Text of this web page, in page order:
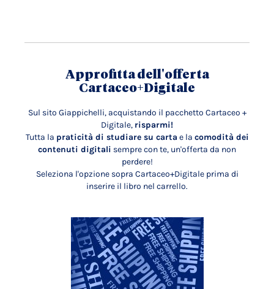
Approfitta dell'offerta
Cartaceo+Digitale
Sul sito Giappichelli, acquistando il pacchetto Cartaceo +
Digitale, risparmi!
Tutta la praticità di studiare su carta e la comodità dei
contenuti digitali sempre con te, un'offerta da non
perdere!
Seleziona l'opzione sopra Cartaceo+Digitale prima di
inserire il libro nel carrello.